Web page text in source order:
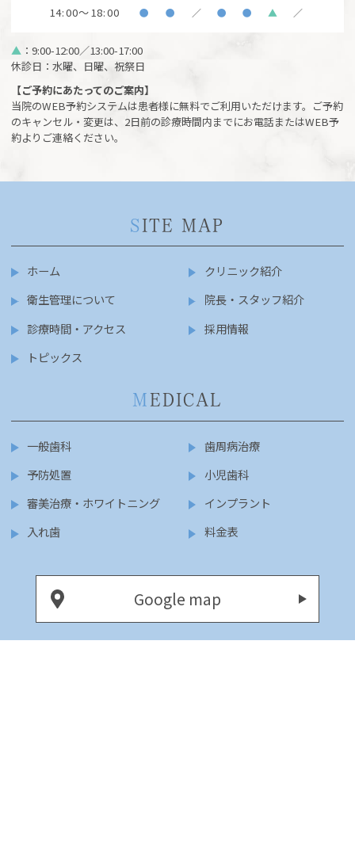
14:00～18:00 ● ● ／ ● ● ▲ ／
▲ ：9:00-12:00／13:00-17:00
休診日：水曜、日曜、祝祭日
【ご予約にあたってのご案内】
当院のWEB予約システムは患者様に無料でご利用いただけます。ご予約
のキャンセル・変更は、2日前の診療時間内までにお電話またはWEB予
約よりご連絡ください。
S ITE MAP
ホーム
クリニック紹介
衛生管理について
院長・スタッフ紹介
診療時間・アクセス
採用情報
トピックス
M EDICAL
一般歯科
歯周病治療
予防処置
小児歯科
審美治療・ホワイトニング
インプラント
入れ歯
料金表
Google map